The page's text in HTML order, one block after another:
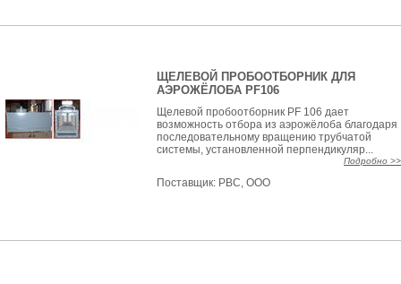
ЩЕЛЕВОЙ ПРОБООТБОРНИК ДЛЯ
АЭРОЖЁЛОБА PF106
Щелевой пробоотборник PF 106 дает
возможность отбора из аэрожёлоба благодаря
последовательному вращению трубчатой
системы, установленной перпендикуляр...
Подробно >>
Поставщик: РВС, ООО